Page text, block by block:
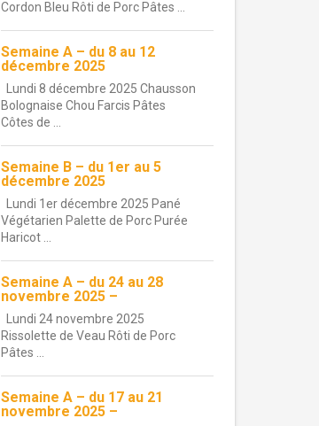
Cordon Bleu Rôti de Porc Pâtes ...
Semaine A – du 8 au 12
décembre 2025
Lundi 8 décembre 2025 Chausson
Bolognaise Chou Farcis Pâtes
Côtes de ...
Semaine B – du 1er au 5
décembre 2025
Lundi 1er décembre 2025 Pané
Végétarien Palette de Porc Purée
Haricot ...
Semaine A – du 24 au 28
novembre 2025 –
Lundi 24 novembre 2025
Rissolette de Veau Rôti de Porc
Pâtes ...
Semaine A – du 17 au 21
novembre 2025 –